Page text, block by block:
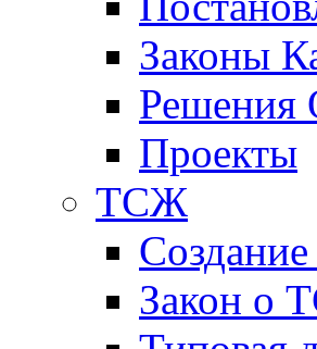
Законы
Решения
Проекты
ТСЖ
Закон о